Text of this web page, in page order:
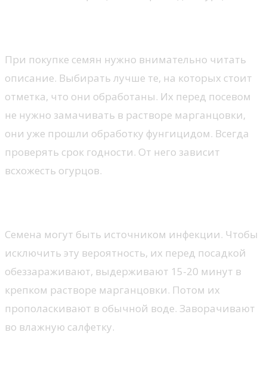
При покупке семян нужно внимательно читать
описание. Выбирать лучше те, на которых стоит
отметка, что они обработаны. Их перед посевом
не нужно замачивать в растворе марганцовки,
они уже прошли обработку фунгицидом. Всегда
проверять срок годности. От него зависит
всхожесть огурцов.
Семена могут быть источником инфекции. Чтобы
исключить эту вероятность, их перед посадкой
обеззараживают, выдерживают 15-20 минут в
крепком растворе марганцовки. Потом их
прополаскивают в обычной воде. Заворачивают
во влажную салфетку.